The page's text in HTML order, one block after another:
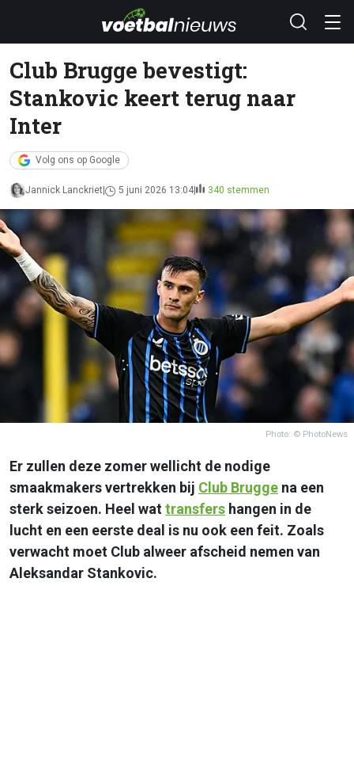
Club Brugge bevestigt:
Stankovic keert terug naar
Inter
Volg ons op Google
Jannick Lanckriet 5 juni 2026 13:04 340 stemmen
Photo: © PhotoNews
Er zullen deze zomer wellicht de nodige
smaakmakers vertrekken bij Club Brugge na een
sterk seizoen. Heel wattransfers hangen in de
lucht en een eerste deal is nu ook een feit. Zoals
verwacht moet Club alweer afscheid nemen van
Aleksandar Stankovic.